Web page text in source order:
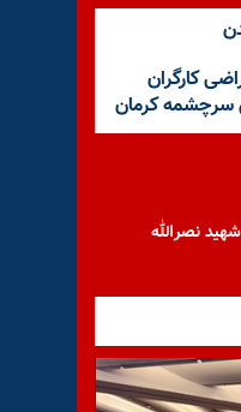
کارگران
سرچشمه کرمان
نصرالله
تلاش‌های ناکام